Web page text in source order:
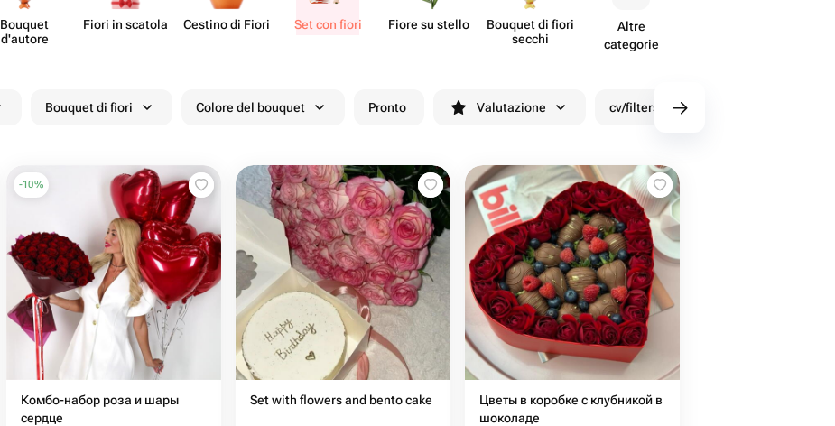
Bouquet
d'autore
Fiori in scatola Cestino di Fiori Set con fiori Fiore su stello
Bouquet di fiori
secchi
Altre
categorie
Bouquet di fiori Colore del bouquet Pronto Valutazione cv/filters/name_fast_delivery
-10%
Комбо-набор роза и шары
сердце
Set with flowers and bento cake
Цветы в коробке с клубникой в
шоколаде